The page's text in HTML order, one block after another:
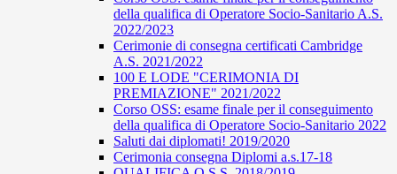
della qualifica di Operatore Socio-Sanitario A.S.
2022/2023
Cerimonie di consegna certificati Cambridge
A.S. 2021/2022
100 E LODE "CERIMONIA DI
PREMIAZIONE" 2021/2022
Corso OSS: esame finale per il conseguimento
della qualifica di Operatore Socio-Sanitario 2022
Saluti dai diplomati! 2019/2020
Cerimonia consegna Diplomi a.s.17-18